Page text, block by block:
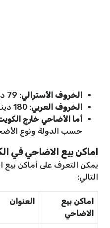
الخروف الأسترالي: 79 دينار كويتي.
الخروف العربي: 180 دينار كويتي.
أما الأضاحي خارج
حسب الدولة ونوع
اماكن بيع الاضاحي في
يمكن التعرف على أماكن
التالي:
اماكن بيع
الاضاحي
العنوان